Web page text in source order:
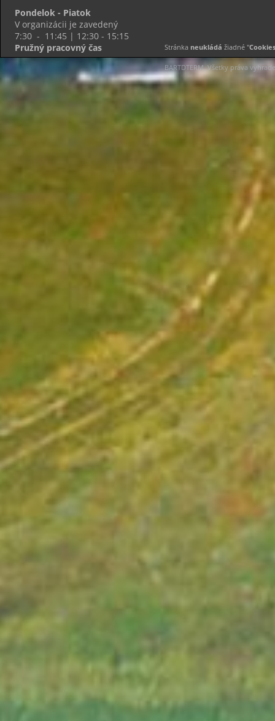
Pondelok - Piatok
V organizácii je zavedený
7:30 - 11:45 | 12:30 - 15:15
Pružný pracovný čas
Stránka neukládá žiadné "Cookies
BARTDTERM. Všetky práva